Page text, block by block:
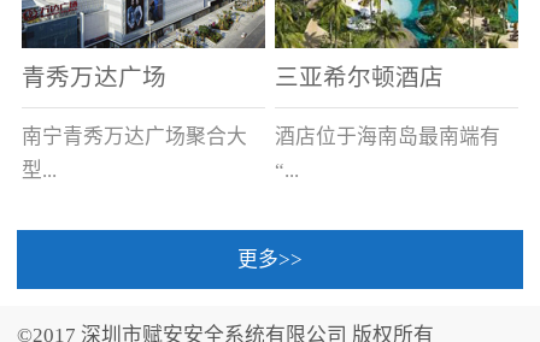
青秀万达广场
南宁青秀万达广场聚合大
型...
三亚希尔顿酒店
酒店位于海南岛最南端有
“...
中国的海岛天堂”之美称的
更多>>
©2017 深圳市赋安安全系统有限公司 版权所有